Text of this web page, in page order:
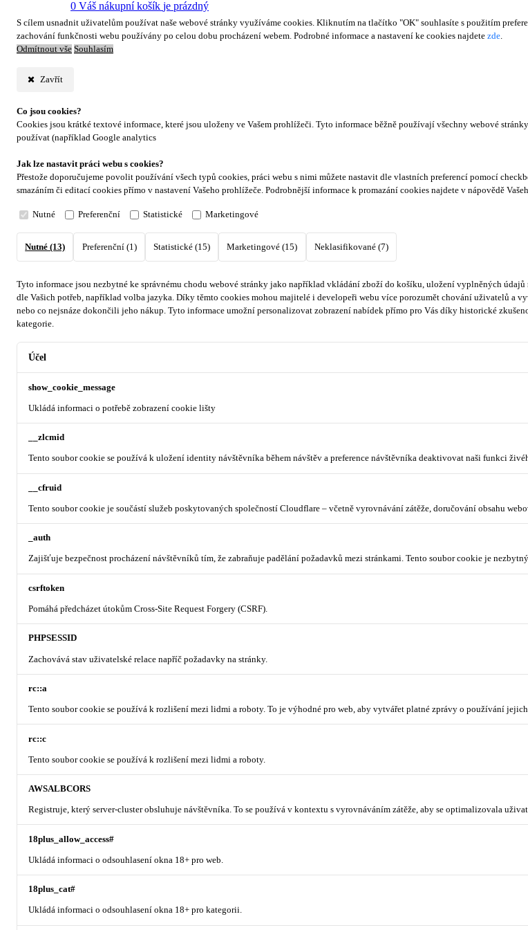
S cílem usnadnit uživatelům používat naše webové stránky využíváme cookies. Kliknutím na tlačítko "OK" souhlasíte s použitím
zachování funkčnosti webu používány po celou dobu procházení webem. Podrobné informace a nastavení ke cookies najdete zde.
Odmítnout vše Souhlasím
Zavřít
Co jsou cookies?
Cookies jsou krátké textové informace, které jsou uloženy ve Vašem prohlížeči. Tyto informace běžně používají všechny webové
používat (například Google analytics
Jak lze nastavit práci webu s cookies?
Přestože doporučujeme povolit používání všech typů cookies, práci webu s nimi můžete nastavit dle vlastních preferencí pomocí
smazáním či editací cookies přímo v nastavení Vašeho prohlížeče. Podrobnější informace k promazání cookies najdete v nápovědě
Nutné Preferenční Statistické Marketingové
Nutné (13) Preferenční (1) Statistické (15) Marketingové (15) Neklasifikované (7)
Tyto informace jsou nezbytné ke správnému chodu webové stránky jako například vkládání zboží do košíku, uložení vyplněných údajů
dle Vašich potřeb, například volba jazyka. Díky těmto cookies mohou majitelé i developeři webu více porozumět chování uživatelů a
nebo co nejsnáze dokončili jeho nákup. Tyto informace umožní personalizovat zobrazení nabídek přímo pro Vás díky historické
kategorie.
Účel
show_cookie_message
Ukládá informaci o potřebě zobrazení cookie lišty
__zlcmid
Tento soubor cookie se používá k uložení identity návštěvníka během návštěv a preference návštěvníka deaktivovat naši funkci
__cfruid
Tento soubor cookie je součástí služeb poskytovaných společností Cloudflare – včetně vyrovnávání zátěže, doručování obsahu
_auth
Zajišťuje bezpečnost procházení návštěvníků tím, že zabraňuje padělání požadavků mezi stránkami. Tento soubor cookie je
csrftoken
Pomáhá předcházet útokům Cross-Site Request Forgery (CSRF).
PHPSESSID
Zachovává stav uživatelské relace napříč požadavky na stránky.
rc::a
Tento soubor cookie se používá k rozlišení mezi lidmi a roboty. To je výhodné pro web, aby vytvářet platné zprávy o používání
rc::c
Tento soubor cookie se používá k rozlišení mezi lidmi a roboty.
AWSALBCORS
Registruje, který server-cluster obsluhuje návštěvníka. To se používá v kontextu s vyrovnáváním zátěže, aby se optimalizovala
18plus_allow_access#
Ukládá informaci o odsouhlasení okna 18+ pro web.
18plus_cat#
Ukládá informaci o odsouhlasení okna 18+ pro kategorii.
0 Váš nákupní košík je prázdný